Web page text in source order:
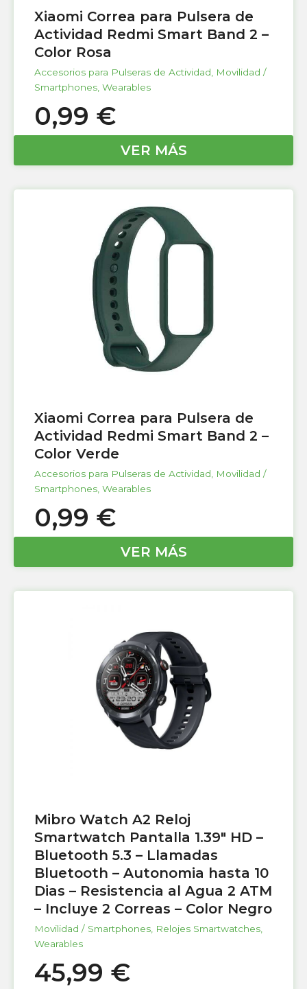
Xiaomi Correa para Pulsera de
Actividad Redmi Smart Band 2 –
Color Rosa
Accesorios para Pulseras de Actividad
Movilidad /
Smartphones Wearables
0,99 €
VER MÁS
Xiaomi Correa para Pulsera de
Actividad Redmi Smart Band 2 –
Color Verde
Accesorios para Pulseras de Actividad, Movilidad /
Smartphones, Wearables
0,99 €
VER MÁS
Mibro Watch A2 Reloj
Smartwatch Pantalla 1.39″ HD –
Bluetooth 5.3 – Llamadas
Bluetooth – Autonomia hasta 10
Dias – Resistencia al Agua 2 ATM
– Incluye 2 Correas – Color Negro
Movilidad / Smartphones, Relojes Smartwatches,
Wearables
45,99 €